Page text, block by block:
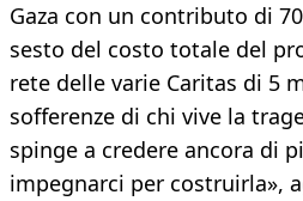
Gaza con un contributo di
sesto del costo totale del
rete delle varie Caritas di 5
sofferenze di chi vive la
spinge a credere ancora di
impegnarci per costruirla»,